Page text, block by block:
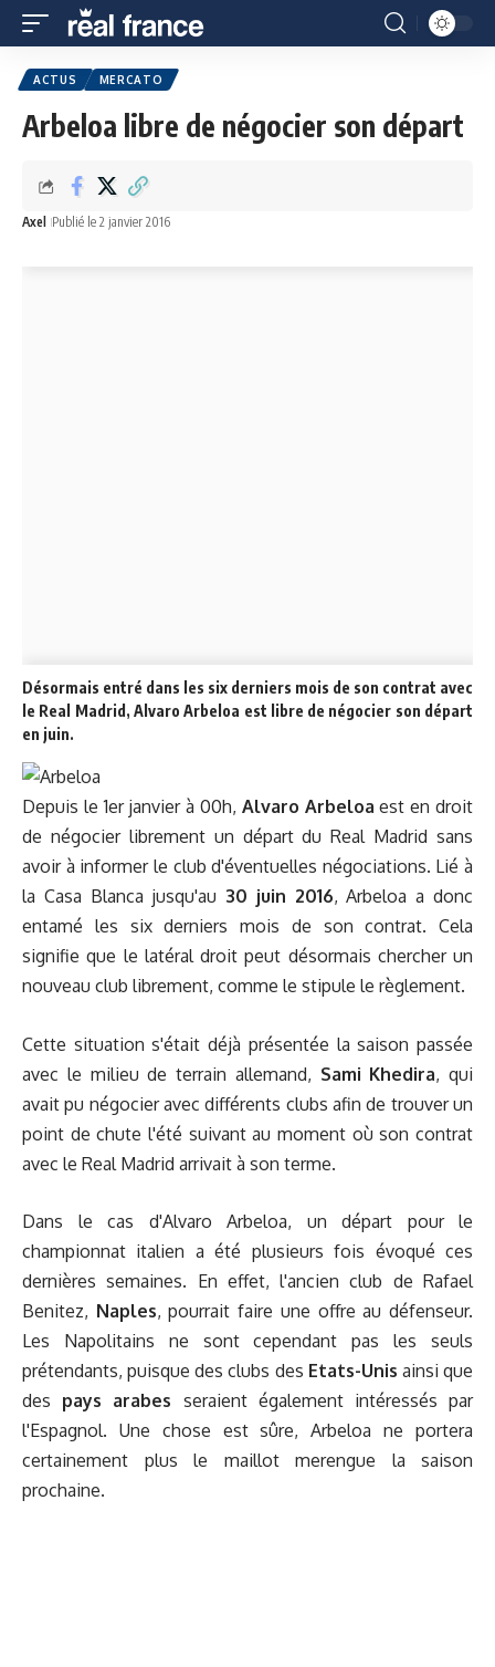
ACTUS MERCATO
Arbeloa libre de négocier son départ
Axel Publié le 2 janvier 2016
Désormais entré dans les six derniers mois de son contrat avec
le Real Madrid, Alvaro Arbeloa est libre de négocier son départ
en juin.
Depuis le 1er janvier à 00h, Alvaro Arbeloa est en droit
de négocier librement un départ du Real Madrid sans
avoir à informer le club d'éventuelles négociations. Lié à
la Casa Blanca jusqu'au 30 juin 2016, Arbeloa a donc
entamé les six derniers mois de son contrat. Cela
signifie que le latéral droit peut désormais chercher un
nouveau club librement, comme le stipule le règlement.
Cette situation s'était déjà présentée la saison passée
avec le milieu de terrain allemand, Sami Khedira, qui
avait pu négocier avec différents clubs afin de trouver un
point de chute l'été suivant au moment où son contrat
avec le Real Madrid arrivait à son terme.
Dans le cas d'Alvaro Arbeloa, un départ pour le
championnat italien a été plusieurs fois évoqué ces
dernières semaines. En effet, l'ancien club de Rafael
Benitez, Naples, pourrait faire une offre au défenseur.
Les Napolitains ne sont cependant pas les seuls
prétendants, puisque des clubs des Etats-Unis ainsi que
des pays arabes seraient également intéressés par
l'Espagnol. Une chose est sûre, Arbeloa ne portera
certainement plus le maillot merengue la saison
prochaine.